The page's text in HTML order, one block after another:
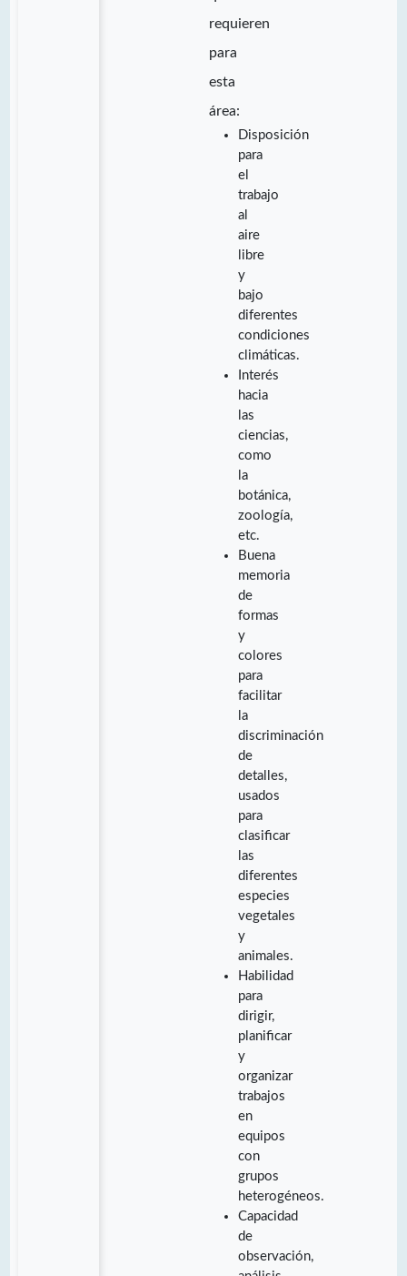
requieren
para
esta
área:
Disposición
para
el
trabajo
al
aire
libre
y
bajo
diferentes
condiciones
climáticas.
Interés
hacia
las
ciencias,
como
la
botánica,
zoología,
etc.
Buena
memoria
de
formas
y
colores
para
facilitar
la
discriminación
de
detalles,
usados
para
clasificar
las
diferentes
especies
vegetales
y
animales.
Habilidad
para
dirigir,
planificar
y
organizar
trabajos
en
equipos
con
grupos
heterogéneos.
Capacidad
de
observación,